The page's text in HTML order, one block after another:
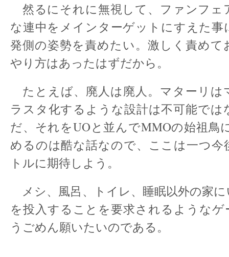
然るにそれに無視して、ファンフェ
な連中をメインターゲットにすえた事
発側の姿勢を責めたい。激しく責めて
やり方はあったはずだから。
たとえば、廃人は廃人。マターリは
ラスタ化するような設計は不可能では
だ、それをUOと並んでMMOの始祖鳥
めるのは酷な話なので、ここは一つ今
トルに期待しよう。
メシ、風呂、トイレ、睡眠以外の家
を投入することを要求されるようなゲ
うごめん願いたいのである。